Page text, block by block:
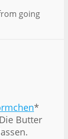
going
*
Butter